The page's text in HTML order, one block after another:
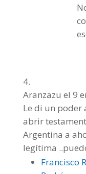
Aranzazu el 9
Le di un poder
abrir
Argentina a
legítima
Francisco